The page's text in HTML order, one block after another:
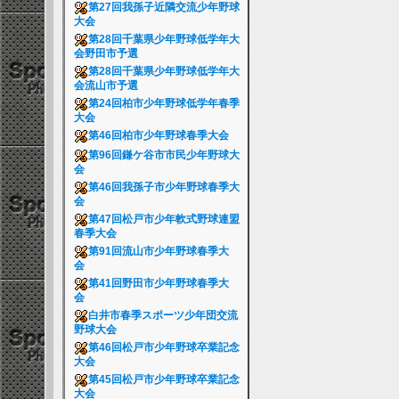
第27回我孫子近隣交流少年野球
大会
第28回千葉県少年野球低学年大
会野田市予選
第28回千葉県少年野球低学年大
会流山市予選
第24回柏市少年野球低学年春季
大会
第46回柏市少年野球春季大会
第96回鎌ケ谷市市民少年野球大
会
第46回我孫子市少年野球春季大
会
第47回松戸市少年軟式野球連盟
春季大会
第91回流山市少年野球春季大
会
第41回野田市少年野球春季大
会
白井市春季スポーツ少年団交流
野球大会
第46回松戸市少年野球卒業記念
大会
第45回松戸市少年野球卒業記念
大会